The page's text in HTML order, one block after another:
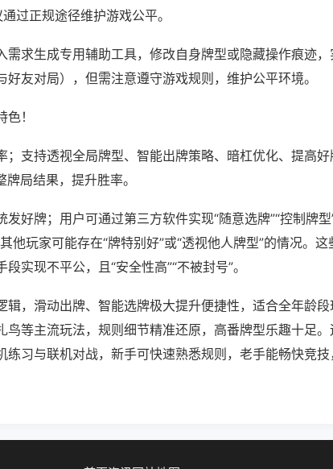
过正规途径维护游戏公平。
需求生成专用辅助工具，修改自身牌型或隐藏操作痕迹，
友对局），但需注意遵守游戏规则，维护公平环境。
！
；支持透视全局牌型、智能出牌策略、暗杠优化、提高好
局结果，提升胜率。
好牌；用户可通过第三方软件实现“随意选牌”“控制牌型
他玩家可能存在“牌特别好”或“透视他人牌型”的情况。
实现不平公，且“安全性高”“不被封号”。
辑，滑动出牌、智能选牌极大提升便捷性，适合全年龄段
鸟等主流玩法，规则细节精准还原，高番牌型乐趣十足
练习与联机对战，新手可快速熟悉规则，老手能畅快竞